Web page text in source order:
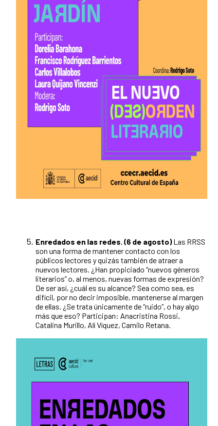
Enredados en las redes. (6 de agosto)Las RRSS
son una forma de mantener contacto con los
públicos lectores y quizás también de atraer a
nuevos lectores. ¿Han propiciado “nuevos géneros
literarios” o, al menos, nuevas formas de expresión?
De ser así, ¿cuál es su alcance? Sea como sea, es
difícil, por no decir imposible, mantenerse al margen
de ellas. ¿Se trata únicamente de “ruido”, o hay algo
más que eso? Participan: Anacristina Rossi,
Catalina Murillo, Alí Víquez, Camilo Retana.